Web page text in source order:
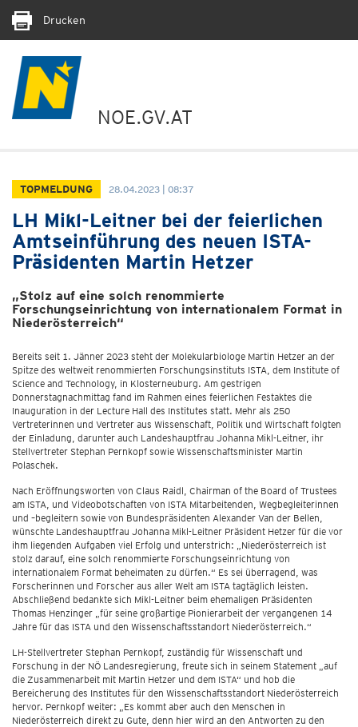
Drucken
NOE.GV.AT
TOPMELDUNG 28.04.2023 | 08:37
LH Mikl-Leitner bei der feierlichen
Amtseinführung des neuen ISTA-
Präsidenten Martin Hetzer
„Stolz auf eine solch renommierte
Forschungseinrichtung von internationalem Format in
Niederösterreich“
Bereits seit 1. Jänner 2023 steht der Molekularbiologe Martin Hetzer an der
Spitze des weltweit renommierten Forschungsinstituts ISTA, dem Institute of
Science and Technology, in Klosterneuburg. Am gestrigen
Donnerstagnachmittag fand im Rahmen eines feierlichen Festaktes die
Inauguration in der Lecture Hall des Institutes statt. Mehr als 250
Vertreterinnen und Vertreter aus Wissenschaft, Politik und Wirtschaft folgten
der Einladung, darunter auch Landeshauptfrau Johanna Mikl-Leitner, ihr
Stellvertreter Stephan Pernkopf sowie Wissenschaftsminister Martin
Polaschek.
Nach Eröffnungsworten von Claus Raidl, Chairman of the Board of Trustees
am ISTA, und Videobotschaften von ISTA Mitarbeitenden, Wegbegleiterinnen
und –begleitern sowie von Bundespräsidenten Alexander Van der Bellen,
wünschte Landeshauptfrau Johanna Mikl-Leitner Präsident Hetzer für die vor
ihm liegenden Aufgaben viel Erfolg und unterstrich: „Niederösterreich ist
stolz darauf, eine solch renommierte Forschungseinrichtung von
internationalem Format beheimaten zu dürfen.“ Es sei überragend, was
Forscherinnen und Forscher aus aller Welt am ISTA tagtäglich leisten.
Abschließend bedankte sich Mikl-Leitner beim ehemaligen Präsidenten
Thomas Henzinger „für seine großartige Pionierarbeit der vergangenen 14
Jahre für das ISTA und den Wissenschaftsstandort Niederösterreich.“
LH-Stellvertreter Stephan Pernkopf, zuständig für Wissenschaft und
Forschung in der NÖ Landesregierung, freute sich in seinem Statement „auf
die Zusammenarbeit mit Martin Hetzer und dem ISTA“ und hob die
Bereicherung des Institutes für den Wissenschaftsstandort Niederösterreich
hervor. Pernkopf weiter: „Es kommt aber auch den Menschen in
Niederösterreich direkt zu Gute, denn hier wird an den Antworten zu den